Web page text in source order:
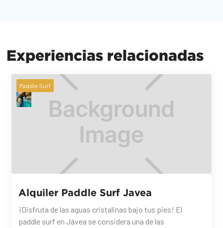
Experiencias relacionadas
Paddle Surf
Alquiler Paddle Surf Javea
¡Disfruta de las aguas cristalinas bajo tus pies! El
paddle surf en Jávea se considera una de las